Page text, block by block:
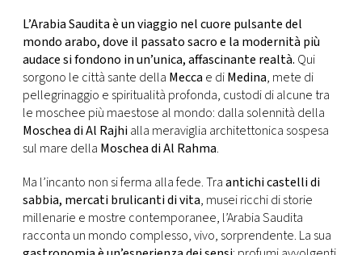
L’Arabia Saudita è un viaggio nel cuore pulsante del
mondo arabo, dove il passato sacro e la modernità più
audace si fondono in un’unica, affascinante realtà. Qui
sorgono le città sante della Mecca e diMedina, mete di
pellegrinaggio e spiritualità profonda, custodi di alcune tra
le moschee più maestose al mondo: dalla solennità della
Moschea di Al Rajhialla meraviglia architettonica sospesa
sul mare della Moschea di Al Rahma.
Ma l’incanto non si ferma alla fede. Traantichi castelli di
sabbia, mercati brulicanti di vita, musei ricchi di storie
millenarie e mostre contemporanee, l’Arabia Saudita
racconta un mondo complesso, vivo, sorprendente. La sua